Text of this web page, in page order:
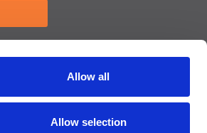
Allow all
Allow selection